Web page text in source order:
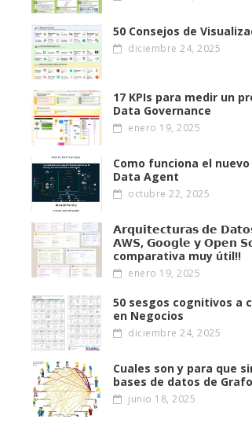
50 Consejos de
diciembre 24, 2025
17 KPIs para medir un
Data Governance
enero 19, 2025
Como funciona el nuevo
Data Agent
octubre 22, 2025
𝗔𝗿𝗾𝘂𝗶𝘁𝗲𝗰𝘁𝘂𝗿𝗮𝘀 𝗱𝗲
𝗔W𝗦, 𝗚𝗼𝗼𝗴𝗹𝗲 𝘆 𝗢𝗽𝗲𝗻
comparativa muy útil!!
enero 19, 2025
50 sesgos cognitivos a
en Negocios
diciembre 24, 2025
Cuales son y para que
bases de datos de
junio 18, 2025